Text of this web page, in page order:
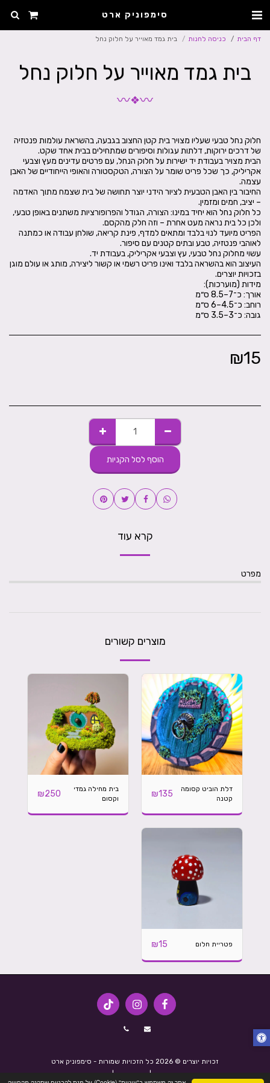
סימפוניק ארט
דף הבית כניסה לחנות בית גמד מאוייר על חלוק נחל
בית גמד מאוייר על חלוק נחל
〰
❖
〰
חלוק נחל טבעי שעליו מצויר בית קטן החצוב בגבעה, בהשראת עולמות פנטזיה
הבית מצויר בעבודת יד ישירות על חלוק הנחל, עם פרטים עדינים מעץ וצבעי
אקריליק, כך שכל פריט שומר על הצורה, הטקסטורה והאופי הייחודיים של האבן
החיבור בין האבן הטבעית לציור הידני יוצר תחושה של בית שצמח מתוך האדמה
כל חלוק נחל הוא יחיד במינו: הצורה, הגודל והפרופורציות משתנים באופן טבעי,
הפריט מיועד לנוי בלבד ומתאים למדף, פינת קריאה, שולחן עבודה או כמתנה
העיצוב הוא בהשראה בלבד ואינו פריט רשמי או קשור ליצירה, מותג או עולם מוגן
גובה: כ־3–3.5 ס״מ
₪15
הוסף לסל הקניות
קרא עוד
מפרט
מוצרים קשורים
דלת הוביט קסומה
קטנה
₪135
בית מחילה גמדי
וקסום
₪250
פטריית חלום ₪15
זכויות יוצרים © 2026 כל הזכויות שמורות -
סימפוניק ארט
|
|